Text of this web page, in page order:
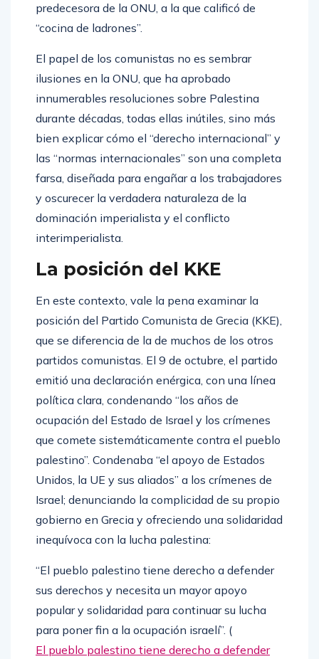
predecesora de la ONU, a la que calificó de
“cocina de ladrones”.
El papel de los comunistas no es sembrar
ilusiones en la ONU, que ha aprobado
innumerables resoluciones sobre Palestina
durante décadas, todas ellas inútiles, sino más
bien explicar cómo el “derecho internacional” y
las “normas internacionales” son una completa
farsa, diseñada para engañar a los trabajadores
y oscurecer la verdadera naturaleza de la
dominación imperialista y el conflicto
interimperialista.
La posición del KKE
En este contexto, vale la pena examinar la
posición del Partido Comunista de Grecia (KKE),
que se diferencia de la de muchos de los otros
partidos comunistas. El 9 de octubre, el partido
emitió una declaración enérgica, con una línea
política clara, condenando “los años de
ocupación del Estado de Israel y los crímenes
que comete sistemáticamente contra el pueblo
palestino”. Condenaba “el apoyo de Estados
Unidos, la UE y sus aliados” a los crímenes de
Israel; denunciando la complicidad de su propio
gobierno en Grecia y ofreciendo una solidaridad
inequívoca con la lucha palestina:
“El pueblo palestino tiene derecho a defender
sus derechos y necesita un mayor apoyo
popular y solidaridad para continuar su lucha
para poner fin a la ocupación israelí”. (
El pueblo palestino tiene derecho a defender